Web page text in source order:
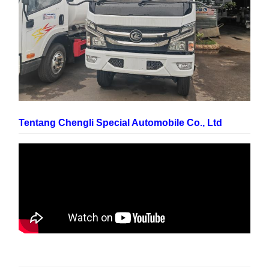
Tentang Chengli Special Automobile Co., Ltd